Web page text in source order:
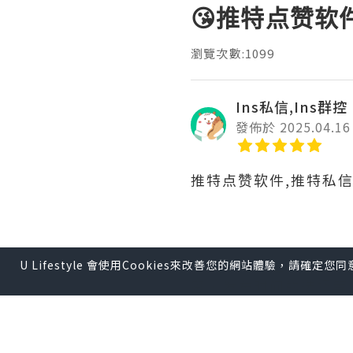
😘推特点赞软
瀏覽次數:1099
Ins私信,Ins群控
發佈於 2025.04.16
推特点赞软件,推特私
为了在推特上成功营
U Lifestyle 會使用Cookies來改善您的網站體驗，請確定您同